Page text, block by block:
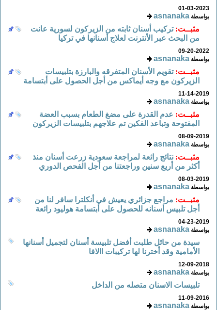
01-03-2023
بواسطةasnanaka
مثبــت: تركيب أسنان ثابته من الزيركون لسورية عانت
من البحث عبر الأنترنت لعلاج أسنانها في تركيا
09-20-2022
بواسطةasnanaka
مثبــت: تقويم الأسنان المتفرقه والبارزة بتلبيسات
الزيركون مع وجه أيماكس من أجل الحصول على أبتسامة
11-14-2019
بواسطةasnanaka
مثبــت:
عدم القدرة على مضغ الطعام بسبب العضة
المفتوحة وتباعد الفكين تم علاجهم بتلبيسات الزيركون
08-09-2019
بواسطةasnanaka
مثبــت: نتائج رائعة لمراجعة سعودية زرعت أسنان منذ
أكثر من أربع سنين وراجعتنا من أجل الفحص الدوري
08-03-2019
بواسطةasnanaka
مثبــت:
مراجع جزائري يعيش في أنكلترا سافر لنا من
أجل تلبيس أسنانه للحصول على أبتسامة هوليود رائعة
04-23-2019
بواسطةasnanaka
سيدة من حائل طلبت أفضل تلبيسة أسنان لتجميل أسنانها
الأمامية وقد أخترنا لها تركيبات االافا
12-09-2018
بواسطةasnanaka
تلبيسات الاسنان متصله من الداخل
11-09-2016
بواسطةasnanaka